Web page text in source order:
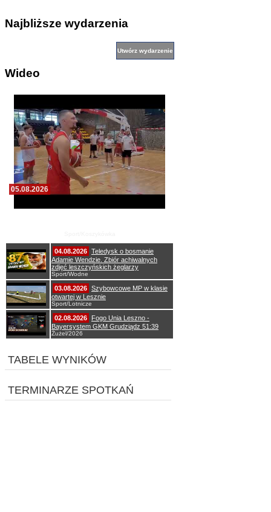
Najbliższe wydarzenia
Wideo
05.08.2026
04.08.2026 Teledysk o bosmanie
Adamie Wendzie. Zbiór achiwalnych
zdjęć leszczyńskich żeglarzy
Sport/Wodne
03.08.2026 Szybowcowe MP w klasie
otwartej w Lesznie
Sport/Lotnicze
02.08.2026
Fogo Unia Leszno -
Bayersystem GKM Grudziądz 51:39
Żużel/2026
TABELE WYNIKÓW
TERMINARZE SPOTKAŃ